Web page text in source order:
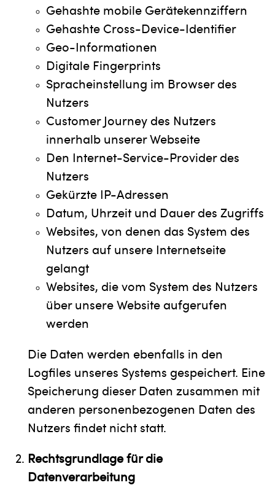
Gehashte mobile Gerätekennziffern
Gehashte Cross-Device-Identifier
Geo-Informationen
Digitale Fingerprints
Spracheinstellung im Browser des
Nutzers
Customer Journey des Nutzers
innerhalb unserer Webseite
Den Internet-Service-Provider des
Nutzers
Gekürzte IP-Adressen
Datum, Uhrzeit und Dauer des Zugriffs
Websites, von denen das System des
Nutzers auf unsere Internetseite
gelangt
Websites, die vom System des Nutzers
über unsere Website aufgerufen
werden
Die Daten werden ebenfalls in den
Logfiles unseres Systems gespeichert. Eine
Speicherung dieser Daten zusammen mit
anderen personenbezogenen Daten des
Nutzers findet nicht statt.
Rechtsgrundlage für die
Datenverarbeitung